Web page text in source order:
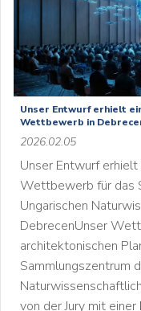
Unser Entwurf erhielt
Wettbewerb in
2026.02.05
Unser Entwurf
Wettbewerb für das
Ungarischen
DebrecenUnser
architektonischen
Sammlungszentrum
von der Jury mit